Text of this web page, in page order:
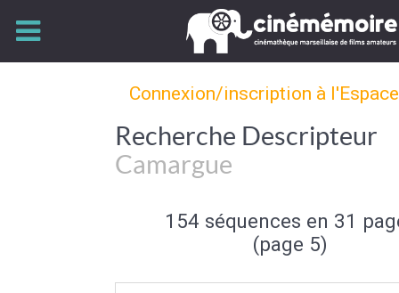
Connexion/inscription à
Recherche Descripteur
Camargue
154 séquences en 31
(page 5)